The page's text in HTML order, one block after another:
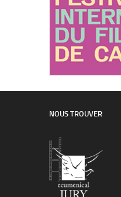
NOUS TROUVER